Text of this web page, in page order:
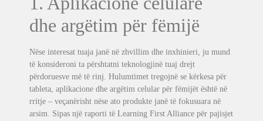
dhe argëtim për fëmijë
Nëse interesat tuaja janë në zhvillim dhe inxhinieri, ju mund
të konsideroni ta përshtatni teknologjinë tuaj drejt
përdoruesve më të rinj. Hulumtimet tregojnë se kërkesa për
tableta, aplikacione dhe argëtim celular për fëmijët është në
rritje – veçanërisht nëse ato produkte janë të fokusuara në
arsim. Sipas një raporti të Learning First Alliance për pajisjet